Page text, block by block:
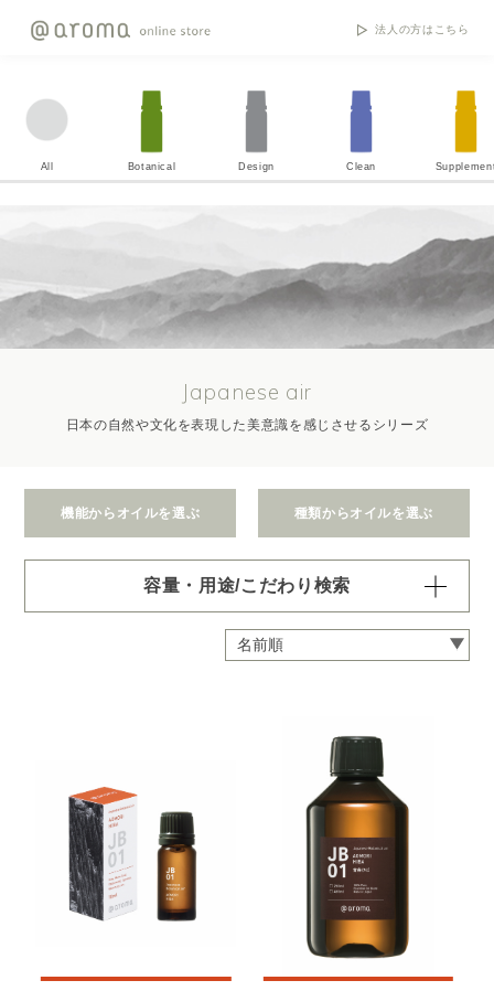
法人の方はこちら
All Botanical Design Clean
Japanese air
日本の自然や文化を表現した美意識を感じさせるシリーズ
機能からオイルを選ぶ 種類からオイルを選ぶ
容量・用途/こだわり検索
用途・機能・種類 の項目ごとに選択肢からひとつずつ選
択できます。選択するたびに絞り込まれていき、項目内で
※一つお選びください
オイル10ml 大容量オイル250/450ml
ピエゾ専用オイル
ブランチ・スティック専用オイル